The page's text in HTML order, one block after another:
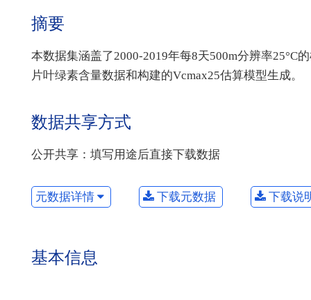
摘要
本数据集涵盖了2000-2019年每8天500m分辨率25°C
片叶绿素含量数据和构建的Vcmax25估算模型生成。
数据共享方式
公开共享：填写用途后直接下载数据
元数据详情 下载元数据 下载说
基本信息